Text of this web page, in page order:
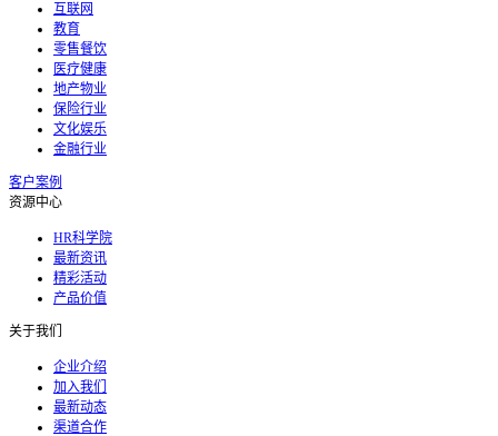
互联网
教育
零售餐饮
医疗健康
地产物业
保险行业
文化娱乐
金融行业
客户案例
资源中心
HR科学院
最新资讯
精彩活动
产品价值
关于我们
企业介绍
加入我们
最新动态
渠道合作